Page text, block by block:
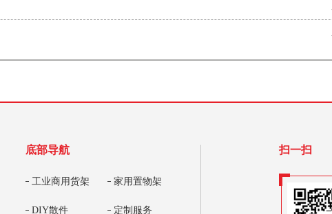
扫一扫
底部导航
工业商用货架 家用置物架
DIY散件 定制服务